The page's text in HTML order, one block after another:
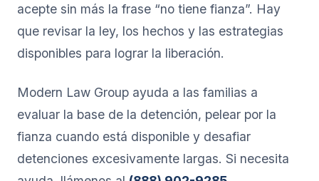
acepte sin más la frase “no tiene fianza”. Hay
que revisar la ley, los hechos y las estrategias
disponibles para lograr la liberación.
Modern Law Group ayuda a las familias a
evaluar la base de la detención, pelear por la
fianza cuando está disponible y desafiar
detenciones excesivamente largas. Si necesita